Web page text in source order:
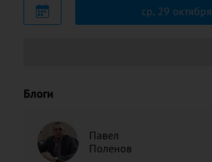
ср, 29 октября
Блоги
Павел
Поленов